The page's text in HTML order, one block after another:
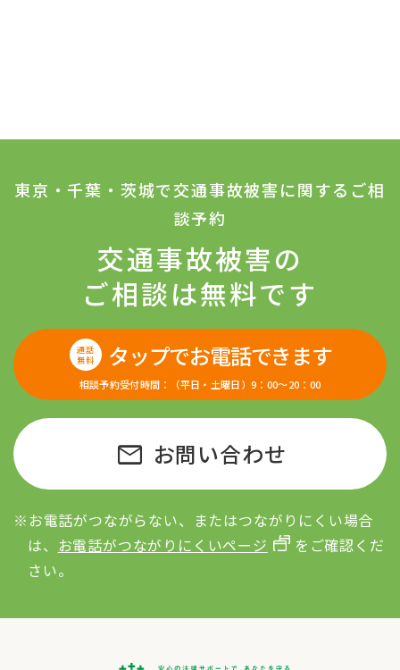
交通事故被害の
ご相談は無料です
東京・千葉・茨城で交通事故被害に関するご相
談予約
通話
無料
タップでお電話できます
相談予約受付時間：（平日・土曜日）9：00〜20：00
mail お問い合わせ
※お電話がつながらない、またはつながりにくい場合
は、 お電話がつながりにくいページ
をご確認くだ
さい。